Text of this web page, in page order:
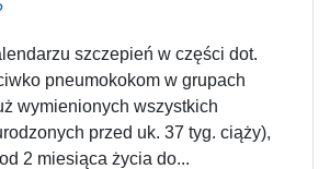
szczepień w części dot.
pneumokokom w grupach
wymienionych wszystkich
przed uk. 37 tyg. ciąży),
2 miesiąca życia do...